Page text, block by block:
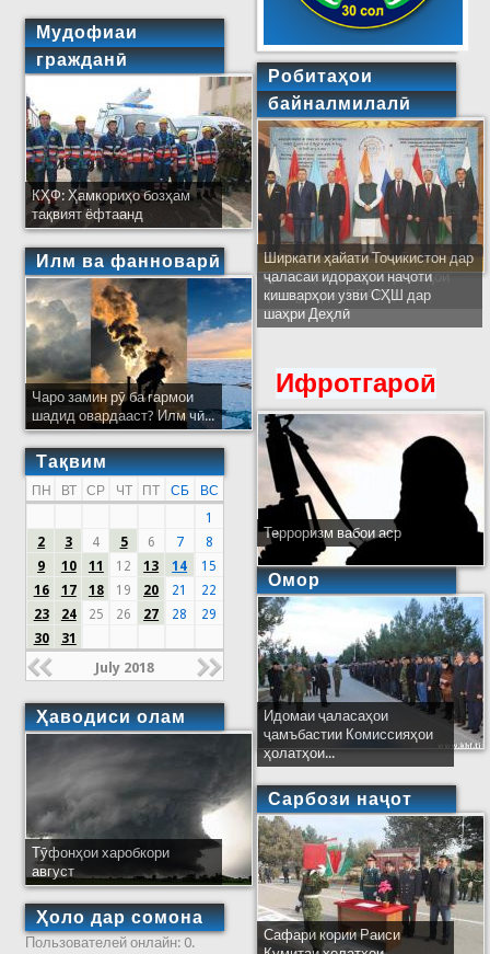
Мудофиаи
гражданӣ
КҲФ: Ҳамкориҳо бозҳам
тақвият ёфтаанд
Илм ва фанноварӣ
Чаро замин рӯ ба гармои
шадид овардааст? Илм чӣ...
Тақвим
ПН ВТ СР ЧТ ПТ СБ
ВС
1
2
3 4 5 6 7
8
9
10 11 12 13 14
15
16
17 18 19 20 21
22
23
24 25 26 27 28
29
30
31
July 2018
Ҳаводиси олам
Тӯфонҳои харобкори
август
Ҳоло дар сомона
Пользователей онлайн: 0.
Робитаҳои
байналмилалӣ
Ширкати ҳайати Тоҷикистон дар
ҷаласаи идораҳои наҷоти
кишварҳои узви СҲШ дар
шаҳри Деҳлӣ
Ифротгароӣ
Терроризм вабои аср
Омор
Идомаи ҷаласаҳои
ҷамъбастии Комиссияҳои
ҳолатҳои...
Сарбози наҷот
Сафари кории Раиси